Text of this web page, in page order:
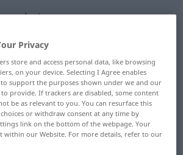
Tabelle, Register,
Nachweiser, AnZeichen
, Messzahl, Messziffer
Privacy
store and access personal data, like browsing
on your device. Selecting I Agree enables
support the purposes shown under we and our
provide. If trackers are disabled, some content
be as relevant to you. You can resurface this
or withdraw consent at any time by
link on the bottom of the webpage. Your
within our Website. For more details, refer to our